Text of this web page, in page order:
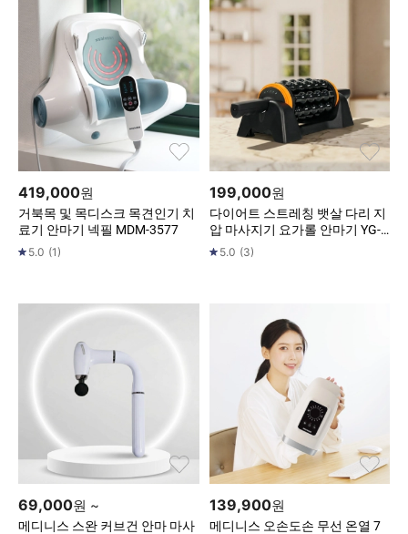
419,000원
거북목 및 목디스크 목견인기 치
료기 안마기 넥필 MDM-3577
5.0 (1)
199,000원
다이어트 스트레칭 뱃살 다리 지
압 마사지기 요가롤 안마기 YG-0
209OR
5.0 (3)
69,000원 ~
메디니스 스완 커브건 안마 마사
139,900원
메디니스 오손도손 무선 온열 7